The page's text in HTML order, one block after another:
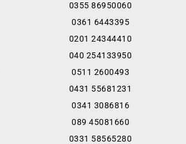
0355 86950060
0361 6443395
0201 24344410
040 254133950
0511 2600493
0431 55681231
0341 3086816
089 45081660
0331 58565280